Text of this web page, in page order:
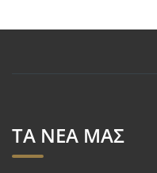
ΤΑ ΝΕΑ ΜΑΣ